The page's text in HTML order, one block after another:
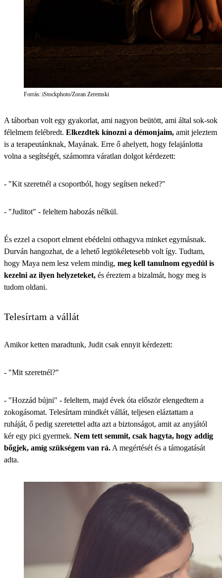
Forrás: iStockphoto/Zoran Zeremski
A táborban volt egy gyakorlat, ami nagyon beütött, ami által sok-sok
félelmem felébredt. Elkezdtek kínozni a démonjaim, amit jeleztem
is a terapeutánknak, Mayának. Erre ő ahelyett, hogy felajánlotta
volna a segítségét, számomra váratlan dolgot kérdezett:
- "Kit szeretnél a csoportból, hogy segítsen neked?"
- "Juditot" - feleltem habozás nélkül.
És ezzel a csoport elment ebédelni otthagyva minket egymásnak.
Durván hangozhat, de a lehető legtökéletesebb volt így. Tudtam,
hogy Maya nem lesz velem mindig, meg kell tanulnom egyedül is
kezelni az ilyen helyzeteket, és éreztem a bizalmát, hogy meg is
tudom oldani.
Telesírtam a vállát
Amikor ketten maradtunk, Judit csak ennyit kérdezett:
- "Mit szeretnél?"
- "Hozzád bújni" - feleltem, majd évek óta először elengedtem a
zokogásomat. Telesírtam mindkét vállát, teljesen eláztattam a
ruháját, ő pedig szeretettel adta azt a biztonságot, amit az anyjától
kér egy pici gyermek. Nem tett semmit, csak hagyta, hogy addig
bőgjek, amíg szükségem van rá. A megértését és a támogatását
adta.